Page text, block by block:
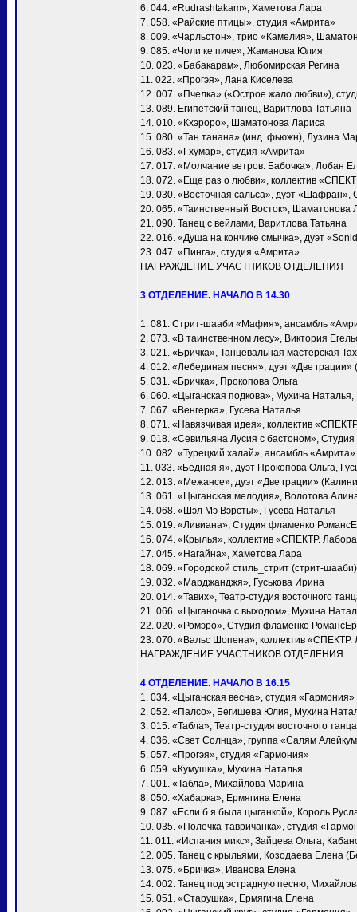
6. 044. «Rudrashtakam», Хаметова Лара
7. 058. «Райские птицы», студия «Амрита»
8. 009. «Чарльстон», трио «Камелия»,
9. 085. «Чоли ке пиче», Жаманова Юлия
10. 023. «Бабакарам», Любомирская Регина
11. 022. «Прогэя», Лана Киселева
12. 007. «Пчелка» («Острое жало любви»),
13. 089. Египетский танец, Варитлова Татьяна
14. 010. «Кхэроро», Шаматонова Лариса
15. 080. «Тан танана» (инд. фьюжн), Лузина
16. 083. «Гхумар», студия «Амрита»
17. 017. «Молчание ветров. Бабочка», Лобан
18. 072. «Еще раз о любви», коллектив
19. 030. «Восточная сальса», дуэт
20. 065. «Таинственный Восток», Шаматонова
21. 090. Танец с вейлами, Варитлова Татьяна
22. 016. «Душа на кончике смычка», дуэт
23. 047. «Пинга», студия «Амрита»
НАГРАЖДЕНИЕ УЧАСТНИКОВ ОТДЕЛЕНИЯ
3 ОТДЕЛЕНИЕ. НАЧАЛО В 14.30
1. 081. Стрит-шааби «Мафия», ансамбль
2. 073. «В таинственном лесу», Виктория
3. 021. «Бричка», Танцевальная мастерская
4. 012. «Лебединая песня», дуэт «Две
5. 031. «Бричка», Прокопова Ольга
6. 060. «Цыганская подкова», Мухина
7. 067. «Венгерка», Гусева Наталья
8. 071. «Навязчивая идея», коллектив
9. 018. «Севильяна Лусия с бастоном»,
10. 082. «Турецкий халай», ансамбль «Амрита»
11. 033. «Бедная я», дуэт Прокопова Ольга,
12. 013. «Межансе», дуэт «Две грации»
13. 061. «Цыганская мелодия», Волотова
14. 068. «Шэл Мэ Вэрсты», Гусева Наталья
15. 019. «Ливиана», Студия фламенко
16. 074. «Крылья», коллектив «СПЕКТР.
17. 045. «Нагайна», Хаметова Лара
18. 069. «Городской стиль_стрит (стрит-
19. 032. «Марджанджя», Гуськова Ирина
20. 014. «Тавих», Театр-студия восточного
21. 066. «Цыганочка с выходом», Мухина
22. 020. «Ромэро», Студия фламенко
23. 070. «Вальс Шопена», коллектив «СПЕКТР.
НАГРАЖДЕНИЕ УЧАСТНИКОВ ОТДЕЛЕНИЯ
4 ОТДЕЛЕНИЕ. НАЧАЛО В 16.15
1. 034. «Цыганская весна», студия «Гармония»
2. 052. «Палсо», Бегишева Юлия, Мухина
3. 015. «Табла», Театр-студия восточного
4. 036. «Свет Солнца», группа «Салям
5. 057. «Прогэя», студия «Гармония»
6. 059. «Кумушка», Мухина Наталья
7. 001. «Taбла», Михайлова Марина
8. 050. «Хабарка», Ермягина Елена
9. 087. «Если б я была цыганкой», Король
10. 035. «Полечка-тавричанка», студия
11. 011. «Испания микс», Зайцева Ольга,
12. 005. Танец с крыльями, Козодаева Елена
13. 075. «Бричка», Иванова Елена
14. 002. Танец под эстрадную песню,
15. 051. «Старушка», Ермягина Елена